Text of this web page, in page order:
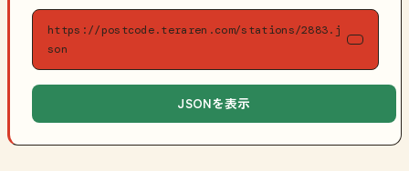
https://postcode.teraren.com/stations/2883.j
son
JSONを表示